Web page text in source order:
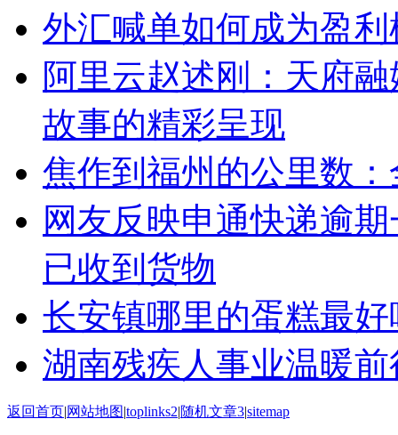
外汇喊单如何成为盈利
阿里云赵述刚：天府
故事的精彩呈现
焦作到福州的公里数
网友反映申通快递逾
已收到货物
长安镇哪里的蛋糕最
湖南残疾人事业温暖
返回首页|网站地图|toplinks2|随机文章3|sitemap